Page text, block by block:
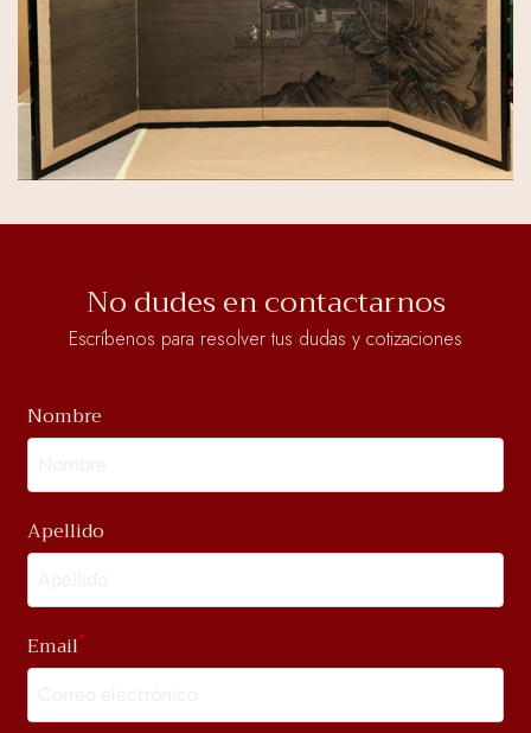
No dudes en contactarnos
Escríbenos para resolver tus dudas y cotizaciones
Nombre
Apellido
Email*